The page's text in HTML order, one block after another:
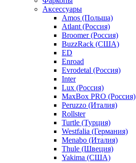
Аксессуары
Amos (Польша)
Atlant (Россия)
Broomer (Россия)
BuzzRack (США)
ED
Enroad
Evrodetal (Россия)
Inter
Lux (Россия)
MaxBox PRO (Россия)
Peruzzo (Италия)
Rollster
Turtle (Турция)
Westfalia (Германия)
Menabo (Италия)
Thule (Швеция)
Yakima (США)